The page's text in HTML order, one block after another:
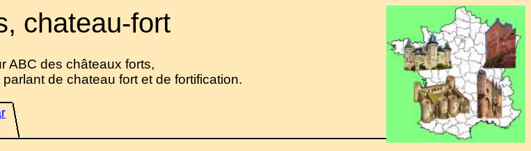
chateau-fort
ABC des châteaux forts,
de chateau fort et de fortification.